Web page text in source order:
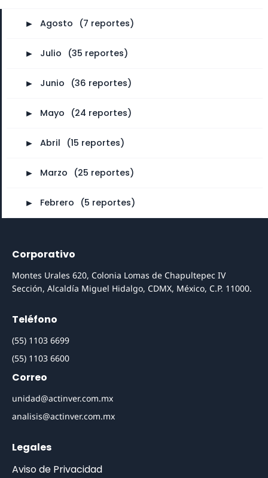
► Agosto (7 reportes)
► Julio (35 reportes)
► Junio (36 reportes)
► Mayo (24 reportes)
► Abril (15 reportes)
► Marzo (25 reportes)
► Febrero (5 reportes)
Corporativo
Montes Urales 620, Colonia Lomas de Chapultepec IV
Sección, Alcaldía Miguel Hidalgo, CDMX, México, C.P. 11000.
Teléfono
(55) 1103 6699
(55) 1103 6600
Correo
unidad@actinver.com.mx
analisis@actinver.com.mx
Legales
Aviso de Privacidad